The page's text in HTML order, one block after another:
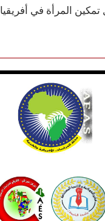
المرأة في أفريقيا